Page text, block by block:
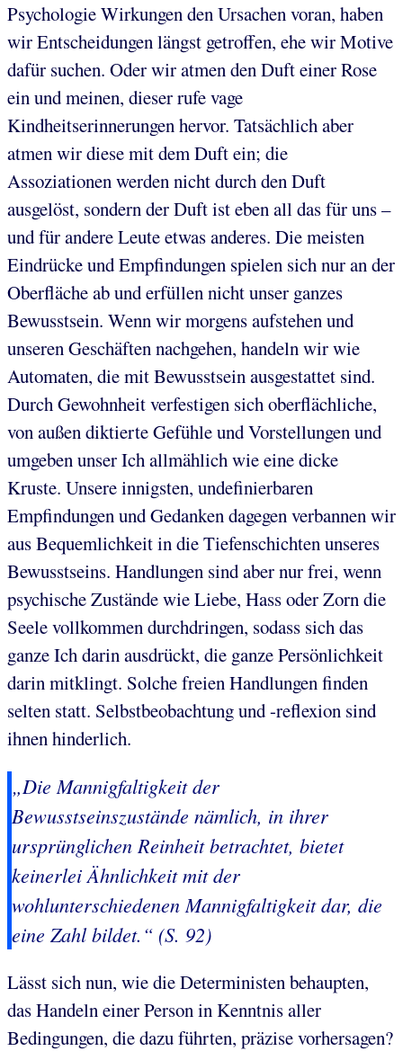
Psychologie Wirkungen den Ursachen voran, haben
wir Entscheidungen längst getroffen, ehe wir Motive
dafür suchen. Oder wir atmen den Duft einer Rose
ein und meinen, dieser rufe vage
Kindheitserinnerungen hervor. Tatsächlich aber
atmen wir diese mit dem Duft ein; die
Assoziationen werden nicht durch den Duft
ausgelöst, sondern der Duft ist eben all das für uns –
und für andere Leute etwas anderes. Die meisten
Eindrücke und Empfindungen spielen sich nur an der
Oberfläche ab und erfüllen nicht unser ganzes
Bewusstsein. Wenn wir morgens aufstehen und
unseren Geschäften nachgehen, handeln wir wie
Automaten, die mit Bewusstsein ausgestattet sind.
Durch Gewohnheit verfestigen sich oberflächliche,
von außen diktierte Gefühle und Vorstellungen und
umgeben unser Ich allmählich wie eine dicke
Kruste. Unsere innigsten, undefinierbaren
Empfindungen und Gedanken dagegen verbannen wir
aus Bequemlichkeit in die Tiefenschichten unseres
Bewusstseins. Handlungen sind aber nur frei, wenn
psychische Zustände wie Liebe, Hass oder Zorn die
Seele vollkommen durchdringen, sodass sich das
ganze Ich darin ausdrückt, die ganze Persönlichkeit
darin mitklingt. Solche freien Handlungen finden
selten statt. Selbstbeobachtung und -reflexion sind
ihnen hinderlich.
„Die Mannigfaltigkeit der
Bewusstseinszustände nämlich, in ihrer
ursprünglichen Reinheit betrachtet, bietet
keinerlei Ähnlichkeit mit der
wohlunterschiedenen Mannigfaltigkeit dar, die
eine Zahl bildet.“ (S. 92)
Lässt sich nun, wie die Deterministen behaupten,
das Handeln einer Person in Kenntnis aller
Bedingungen, die dazu führten, präzise vorhersagen?